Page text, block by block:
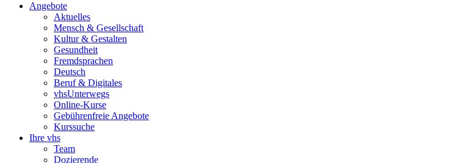
Angebote
Aktuelles
Mensch & Gesellschaft
Kultur & Gestalten
Gesundheit
Fremdsprachen
Deutsch
Beruf & Digitales
vhsUnterwegs
Online-Kurse
Gebührenfreie Angebote
Kurssuche
Ihre vhs
Team
Dozierende